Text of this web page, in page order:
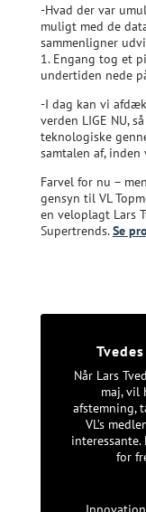
-Hvad der var
muligt med de
sammenligner
1. Engang tog et
undertiden nede
-I dag kan vi
verden LIGE NU,
teknologiske
samtalen af,
Farvel for nu –
gensyn til VL
en veloplagt Lars
Supertrends.Se
Når Lars
maj, vil
afstemning,
VL’s
for